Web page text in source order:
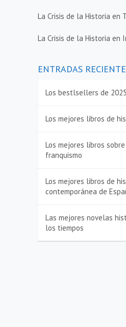
La Crisis de la Historia en
La Crisis de la Historia en
ENTRADAS
Los bestlsellers de 2025
Los mejores libros de
Los mejores libros
franquismo
Los mejores libros de
contemporánea de
Las mejores novelas
los tiempos